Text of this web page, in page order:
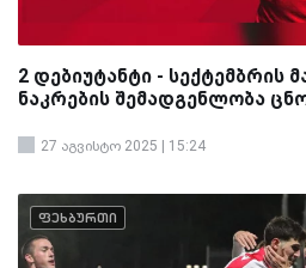
2 დებიუტანტი - სექტემბრის
ნაკრების შემადგენლობა
27 აგვისტო 2025 | 15:24
ფეხბურთი